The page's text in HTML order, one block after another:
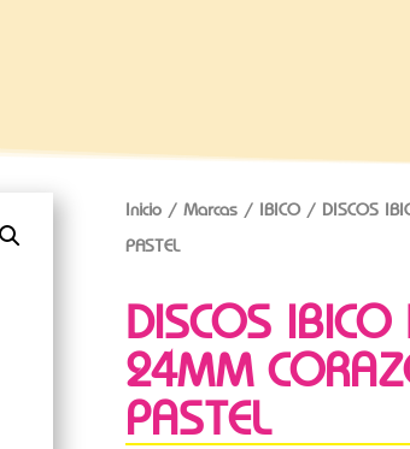
Inicio/ Marcas/ IBICO/ DISCOS
PASTEL
DISCOS
24MM
PASTEL